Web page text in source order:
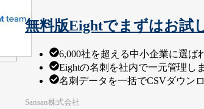
無料版Eightでまずはお試
6,000社を超える中小企業に選ば
Eightの名刺を社内で一元管理し
名刺データを一括でCSVダウン
Sansan株式会社